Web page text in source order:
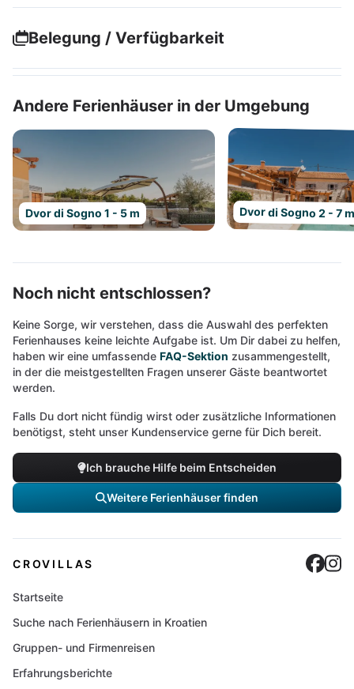
Belegung / Verfügbarkeit
Andere Ferienhäuser in der Umgebung
Dvor di Sogno 1 - 5 m Dvor di Sogno 2 - 7
Noch nicht entschlossen?
Keine Sorge, wir verstehen, dass die Auswahl des perfekten
Ferienhauses keine leichte Aufgabe ist. Um Dir dabei zu helfen,
haben wir eine umfassende FAQ-Sektion zusammengestellt,
in der die meistgestellten Fragen unserer Gäste beantwortet
werden.
Falls Du dort nicht fündig wirst oder zusätzliche Informationen
benötigst, steht unser Kundenservice gerne für Dich bereit.
Ich brauche Hilfe beim Entscheiden
Weitere Ferienhäuser finden
CROVILLAS
Startseite
Suche nach Ferienhäusern in Kroatien
Gruppen- und Firmenreisen
Erfahrungsberichte